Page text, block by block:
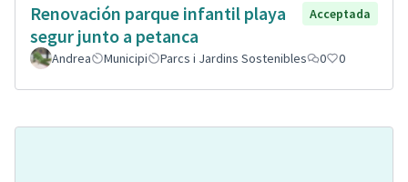
Renovación parque infantil playa
segur junto a petanca
Acceptada
Andrea Municipi Parcs i Jardins Sostenibles 0 0